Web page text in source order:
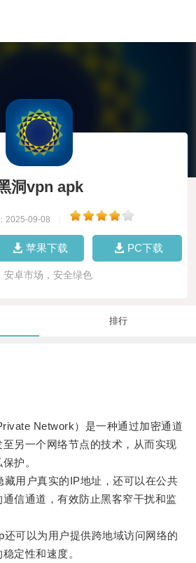
洞vpn apk
2025-09-08
苹果下载 PC下载
安卓市场，安全绿色
排行
Network）是一种通过加密通道
另一个网络节点的技术，从而实现
护。
用户真实的IP地址，还可以在公共
信通道，有效防止黑客窄干扰和监
可以为用户提供跨地域访问网络的
定性和速度。